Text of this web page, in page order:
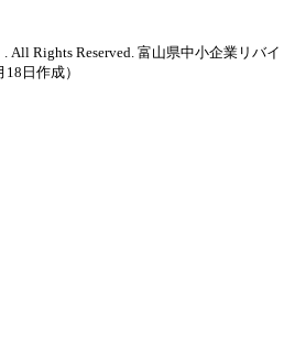
All Rights Reserved. 富山県中小企業リバイ
日作成）